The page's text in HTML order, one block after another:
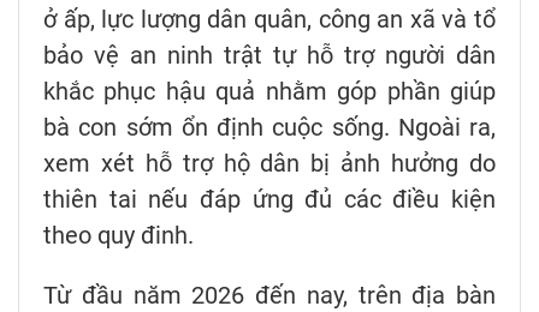
ở ấp, lực lượng dân quân, công an xã và tổ
bảo vệ an ninh trật tự hỗ trợ người dân
khắc phục hậu quả nhằm góp phần giúp
bà con sớm ổn định cuộc sống. Ngoài ra,
xem xét hỗ trợ hộ dân bị ảnh hưởng do
thiên tai nếu đáp ứng đủ các điều kiện
theo quy đinh.
Từ đầu năm 2026 đến nay, trên địa bàn